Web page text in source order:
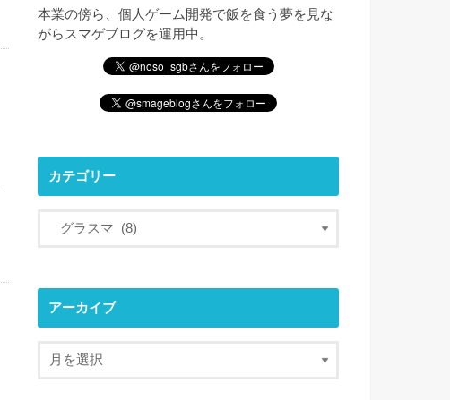
本業の傍ら、個人ゲーム開発で飯を食う夢を見な
がらスマゲブログを運用中。
カテゴリー
アーカイブ